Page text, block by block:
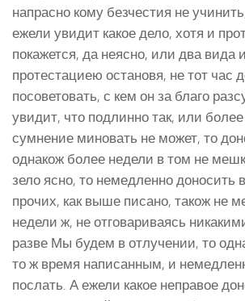
напрасно кому безчестия не
ежели увидит какое дело, хотя и
покажется, да неясно, или два
протестациею остановя, не тот час
посоветовать, с кем он за благо
увидит, что подлинно так, или
сумнение миновать не может, то
однакож более недели в том не
зело ясно, то немедленно доносить
прочих, как выше писано, також не
недели ж, не отговариваясь
разве Мы будем в отлучении, то
то ж время написанным, и
послать. А ежели какое неправое